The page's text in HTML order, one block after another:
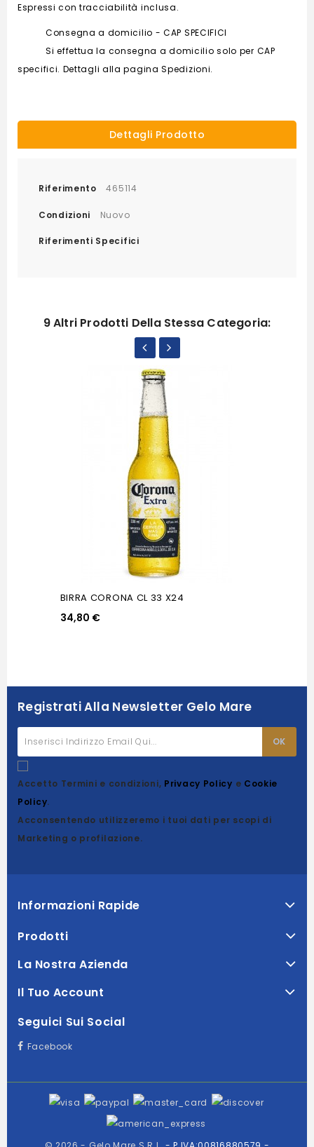
Espressi con tracciabilità inclusa.
Consegna a domicilio - CAP SPECIFICI
Si effettua la consegna a domicilio solo per CAP
specifici. Dettagli alla pagina Spedizioni.
Dettagli Prodotto
Riferimento 465114
Condizioni Nuovo
Riferimenti Specifici
9 Altri Prodotti Della Stessa Categoria:
BIRRA CORONA CL 33 X24
34,80 €
Registrati Alla Newsletter Gelo Mare
Accetto Termini e condizioni, Privacy Policy e Cookie
Policy.
Acconsentendo utilizzeremo i tuoi dati per scopi di
Marketing o profilazione.
Informazioni Rapide
Prodotti
La Nostra Azienda
Il Tuo Account
Seguici Sui Social
Facebook